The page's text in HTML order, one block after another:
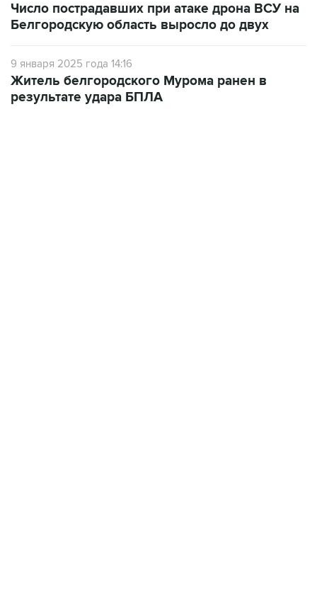
Число пострадавших при атаке дрона ВСУ на
Белгородскую область выросло до двух
9 января 2025 года 14:16
Житель белгородского Мурома ранен в
результате удара БПЛА